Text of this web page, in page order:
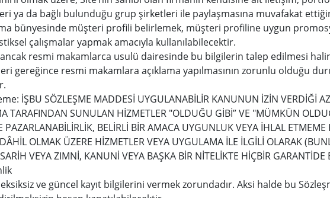
ya da bağlı bulunduğu grup şirketleri ile paylaşmasına muvafakat
bünyesinde müşteri profili belirlemek, müşteri profiline uygun
çalışmalar yapmak amacıyla kullanılabilecektir.
ancak resmi makamlarca usulü dairesinde bu bilgilerin talep edilmesi
gereğince resmi makamlara açıklama yapılmasının zorunlu olduğu
İŞBU SÖZLEŞME MADDESİ UYGULANABİLİR KANUNUN İZİN VERDİĞİ
TARAFINDAN SUNULAN HİZMETLER "OLDUĞU GİBİ” VE "MÜMKÜN
PAZARLANABİLİRLİK, BELİRLİ BİR AMACA UYGUNLUK VEYA İHLAL
OLMAK ÜZERE HİZMETLER VEYA UYGULAMA İLE İLGİLİ OLARAK
VEYA ZIMNİ, KANUNİ VEYA BAŞKA BİR NİTELİKTE HİÇBİR
eksiksiz ve güncel kayıt bilgilerini vermek zorundadır. Aksi halde bu